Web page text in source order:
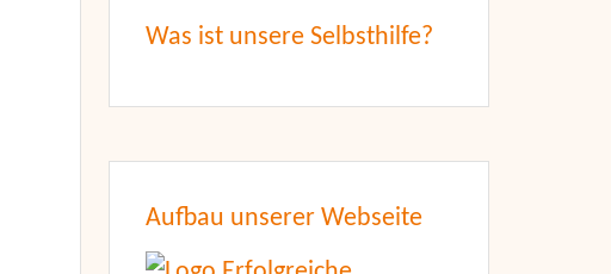
Was ist unsere Selbsthilfe?
Aufbau unserer Webseite